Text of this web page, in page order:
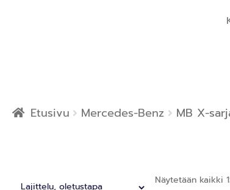
Etusivu Mercedes-Benz MB X-
Näytetään kaikki